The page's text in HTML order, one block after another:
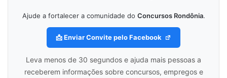
Ajude a fortalecer a comunidade do Concursos Rondônia.
📩 Enviar Convite pelo Facebook
Leva menos de 30 segundos e ajuda mais pessoas a
receberem informações sobre concursos, empregos e